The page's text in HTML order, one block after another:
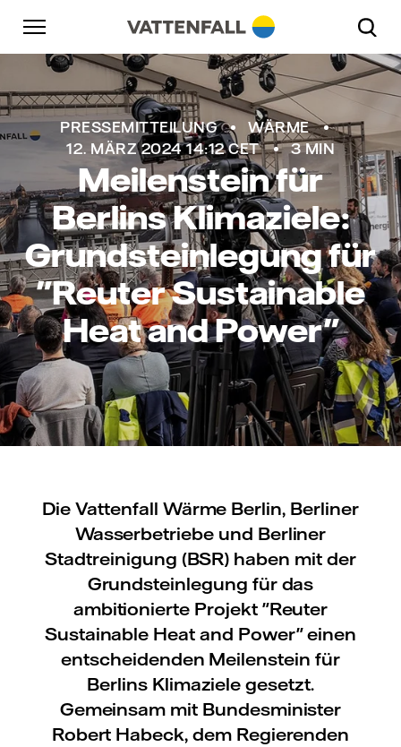
Überspringen
Zurück zur Hauptnavigation
Gehe zur Fußzeile
PRESSEMITTEILUNG
WÄRME
12. MÄRZ 2024 14:12 CET
3 MIN
Meilenstein für
Berlins Klimaziele:
Grundsteinlegung für
"Reuter Sustainable
Heat and Power"
Die Vattenfall Wärme Berlin, Berliner
Wasserbetriebe und Berliner
Stadtreinigung (BSR) haben mit der
Grundsteinlegung für das
ambitionierte Projekt "Reuter
Sustainable Heat and Power" einen
entscheidenden Meilenstein für
Berlins Klimaziele gesetzt.
Gemeinsam mit Bundesminister
Robert Habeck, dem Regierenden
Zurück zur Hauptnavigation